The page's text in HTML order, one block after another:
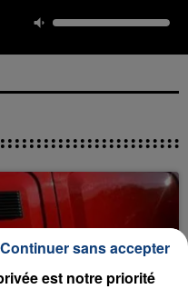
est notre priorité
Continuer sans accepter